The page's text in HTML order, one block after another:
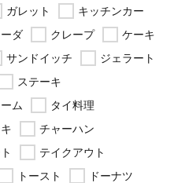
ガレット
キッチンカー
ダ
クレープ
ケーキ
サンドイッチ
ジェラート
ステーキ
ム
タイ料理
チャーハン
テイクアウト
トースト
ドーナツ